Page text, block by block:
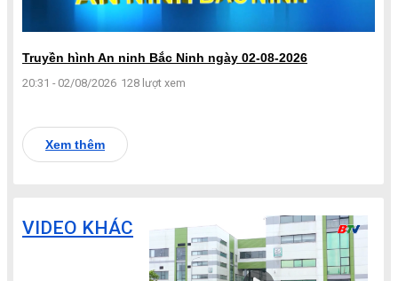
Truyền hình An ninh Bắc Ninh ngày 02-08-2026
20:31 - 02/08/2026 128 lượt xem
Xem thêm
VIDEO KHÁC